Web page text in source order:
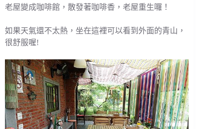
老屋變成咖啡館，散發著咖啡香，老屋重生囉！
如果天氣還不太熱，坐在這裡可以看到外面的青山，
很舒服喔!